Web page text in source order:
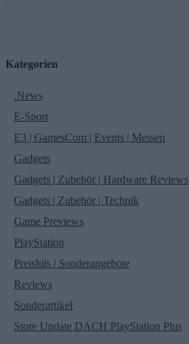
Kategorien
.News
E-Sport
E3 | GamesCom | Events | Messen
Gadgets
Gadgets | Zubehör | Hardware Reviews
Gadgets | Zubehör | Technik
Game Previews
PlayStation
Preishits | Sonderangebote
Reviews
Sonderartikel
Store Update DACH PlayStation Plus